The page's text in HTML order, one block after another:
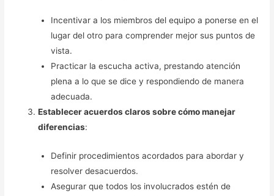
Incentivar a los miembros del equipo a ponerse en el
lugar del otro para comprender mejor sus puntos de
vista.
Practicar la escucha activa, prestando atención
plena a lo que se dice y respondiendo de manera
adecuada.
Establecer acuerdos claros sobre cómo manejar
diferencias:
Definir procedimientos acordados para abordar y
resolver desacuerdos.
Asegurar que todos los involucrados estén de